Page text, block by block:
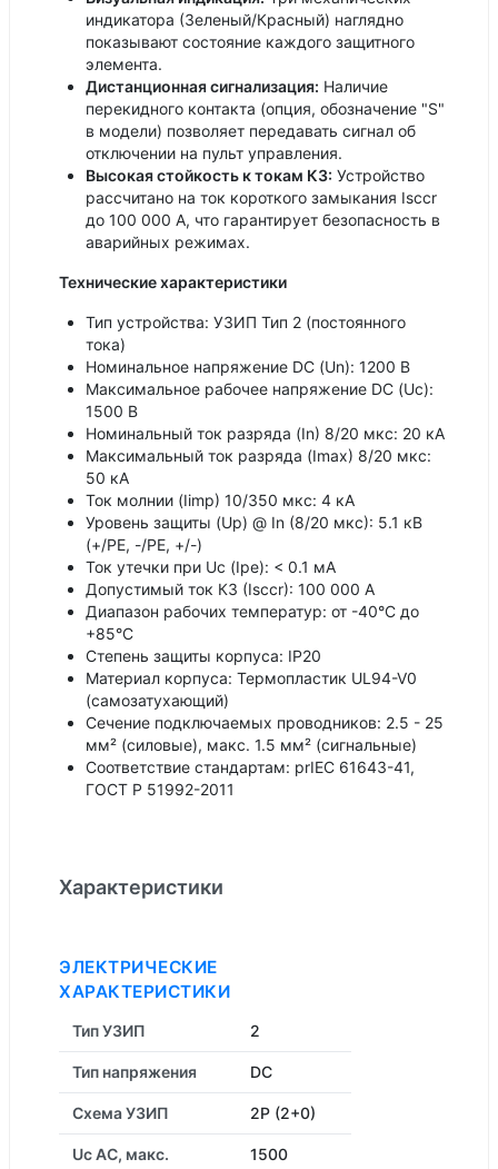
индикатора (Зеленый/Красный) наглядно
показывают состояние каждого защитного
элемента.
Дистанционная сигнализация: Наличие
перекидного контакта (опция, обозначение "S"
в модели) позволяет передавать сигнал об
отключении на пульт управления.
Высокая стойкость к токам КЗ: Устройство
рассчитано на ток короткого замыкания Isccr
до 100 000 А, что гарантирует безопасность в
аварийных режимах.
Технические характеристики
Тип устройства: УЗИП Тип 2 (постоянного
тока)
Номинальное напряжение DC (Un): 1200 В
Максимальное рабочее напряжение DC (Uc):
1500 В
Номинальный ток разряда (In) 8/20 мкс: 20 кА
Максимальный ток разряда (Imax) 8/20 мкс:
50 кА
Ток молнии (Iimp) 10/350 мкс: 4 кА
Уровень защиты (Up) @ In (8/20 мкс): 5.1 кВ
(+/PE, -/PE, +/-)
Ток утечки при Uc (Ipe): < 0.1 мА
Допустимый ток КЗ (Isccr): 100 000 A
Диапазон рабочих температур: от -40°C до
+85°C
Степень защиты корпуса: IP20
Материал корпуса: Термопластик UL94-V0
(самозатухающий)
Сечение подключаемых проводников: 2.5 - 25
мм² (силовые), макс. 1.5 мм² (сигнальные)
Соответствие стандартам: prIEC 61643-41,
ГОСТ Р 51992-2011
Характеристики
ЭЛЕКТРИЧЕСКИЕ
ХАРАКТЕРИСТИКИ
Тип УЗИП 2
Тип напряжения DC
Схема УЗИП 2P (2+0)
Uc AC, макс.
1500